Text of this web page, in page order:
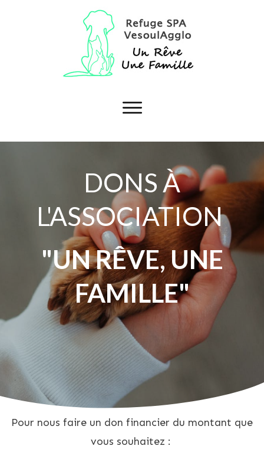
DONS À
L'ASSOCIATION
"UN RÊVE, UNE
FAMILLE"
Pour nous faire un don financier du montant que
vous souhaitez :